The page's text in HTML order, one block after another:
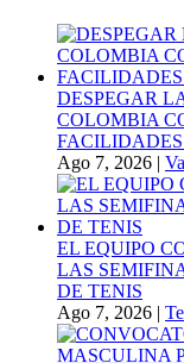
DESPEGAR
COLOMBIA
Ago 7, 2026 |
EL EQUIPO
LAS
DE TENIS
Ago 7, 2026 |